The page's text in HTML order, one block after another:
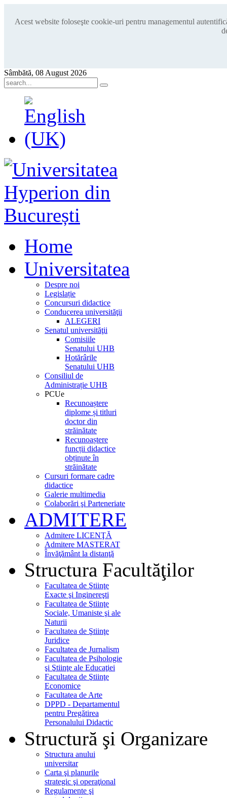
Acest website foloseşte cookie-uri pentru managementul
Sâmbătă, 08 August 2026
Home
Universitatea
Despre noi
Legislație
Concursuri didactice
Conducerea universităţii
ALEGERI
Senatul universităţii
Comisiile
Senatului UHB
Hotărârile
Senatului UHB
Consiliul de
Administrație UHB
PCUe
Recunoaștere
diplome și titluri
doctor din
străinătate
Recunoaștere
funcții didactice
obținute în
străinătate
Cursuri formare cadre
didactice
Galerie multimedia
Colaborări şi Parteneriate
ADMITERE
Admitere LICENŢĂ
Admitere MASTERAT
Învăţământ la distanţă
Structura Facultăţilor
Facultatea de Ştiinţe
Exacte şi Inginereşti
Facultatea de Ştiinţe
Sociale, Umaniste şi ale
Naturii
Facultatea de Ştiinţe
Juridice
Facultatea de Jurnalism
Facultatea de Psihologie
şi Ştiinţe ale Educaţiei
Facultatea de Ştiinţe
Economice
Facultatea de Arte
DPPD - Departamentul
pentru Pregătirea
Personalului Didactic
Structură şi Organizare
Structura anului
universitar
Carta şi planurile
strategic şi operaţional
Regulamente şi